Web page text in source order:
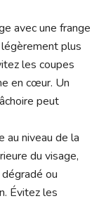
avec une frange
plus
les coupes
en cœur. Un
peut
au niveau de la
du visage,
ou
Évitez les